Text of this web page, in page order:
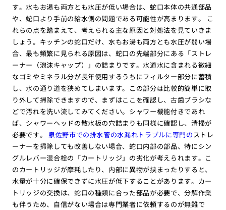
す。水もお湯も両方とも水圧が低い場合は、蛇口本体の共通部品
や、蛇口より手前の給水側の問題である可能性が高まります。 こ
れらの点を踏まえて、考えられる主な原因と対処法を見ていきま
しょう。 キッチンの蛇口だけ、水もお湯も両方とも水圧が弱い場
合、最も頻繁に見られる原因は、蛇口の先端部分にある「ストレ
ーナー（泡沫キャップ）」の詰まりです。水道水に含まれる微細
なゴミやミネラル分が長年使用するうちにフィルター部分に蓄積
し、水の通り道を狭めてしまいます。この部分は比較的簡単に取
り外して掃除できますので、まずはここを確認し、古歯ブラシな
どで汚れを洗い流してみてください。シャワー機能付きであれ
ば、シャワーヘッドの散水板の穴詰まりも同様に確認し、清掃が
必要です。 泉佐野市での排水管の水漏れトラブルに専門の ストレ
ーナーを掃除しても改善しない場合、蛇口内部の部品、特にシン
グルレバー混合栓の「カートリッジ」の劣化が考えられます。こ
のカートリッジが摩耗したり、内部に異物が挟まったりすると、
水量が十分に確保できずに水圧が低下することがあります。カー
トリッジの交換は、蛇口の種類に合った部品が必要で、分解作業
も伴うため、自信がない場合は専門業者に依頼するのが無難で